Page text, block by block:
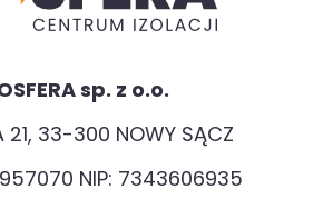
sp. z o.o.
21, 33-300 NOWY SĄCZ
NIP: 7343606935